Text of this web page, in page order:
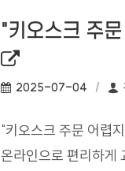
"키오스크 주
작성일:
2025-07-04
"키오스크 주문 어렵
온라인으로 편리하게